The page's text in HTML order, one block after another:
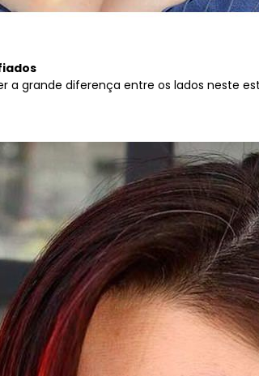
a grande diferença entre os lados neste